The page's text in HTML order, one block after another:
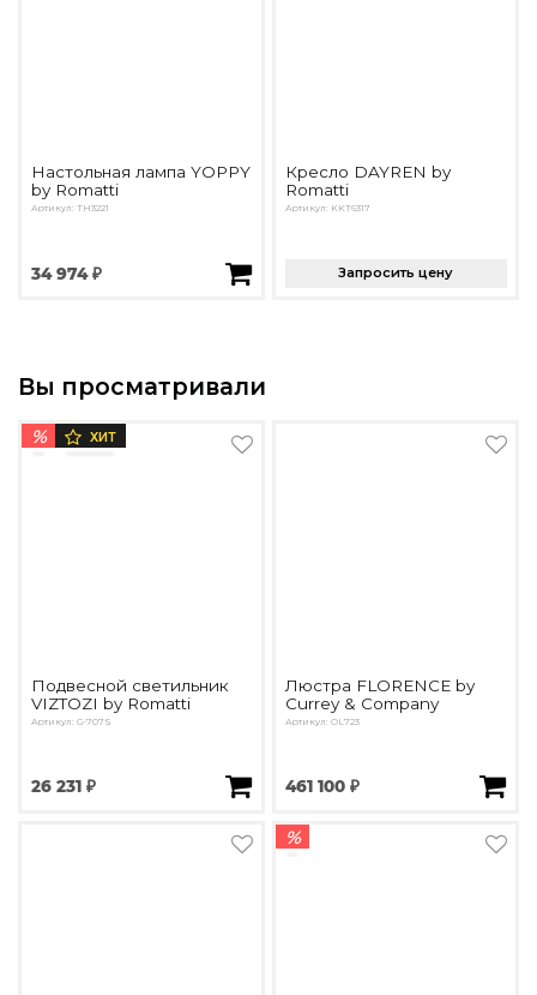
Настольная лампа YOPPY
by Romatti
Артикул: TH3221
34 974 ₽
Кресло DAYREN by
Romatti
Артикул: KKT6317
Запросить цену
Вы просматривали
% ХИТ
Подвесной светильник
VIZTOZI by Romatti
Артикул: G-707S
26 231 ₽
Люстра FLORENCE by
Currey & Company
Артикул: OL723
461 100 ₽
%